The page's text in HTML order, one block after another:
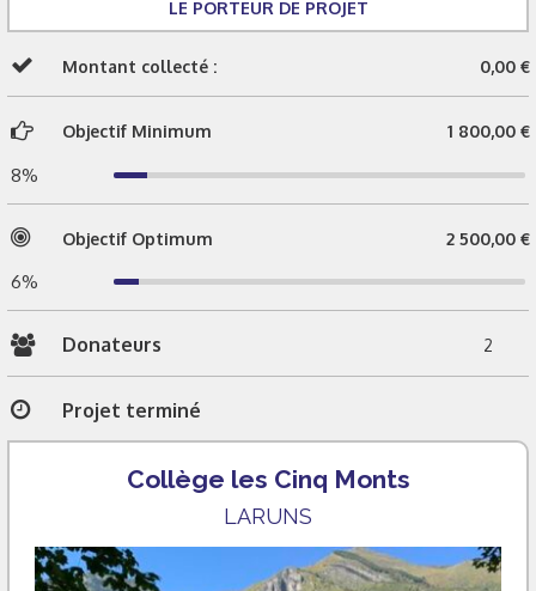
LE PORTEUR DE PROJET
Montant collecté : 0,00 €
Objectif Minimum 1 800,00 €
8%
Objectif Optimum 2 500,00 €
6%
Donateurs 2
Projet terminé
Collège les Cinq Monts
LARUNS